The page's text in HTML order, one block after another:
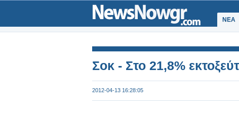
ΝΕΑ
Σοκ - Στο 21,8%
2012-04-13 16:28:05